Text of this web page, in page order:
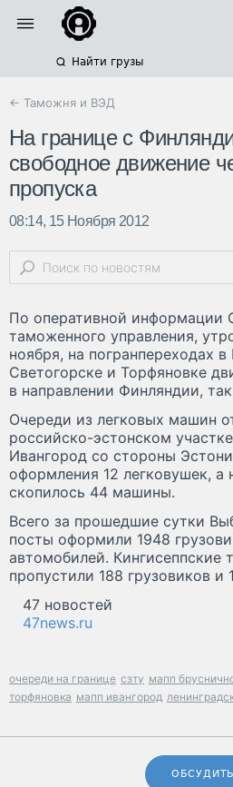
Найти грузы
← Таможня и ВЭД
На границе с
свободное движение
пропуска
08:14, 15 Ноября 2012
По оперативной информации
таможенного управления,
ноября, на погранпереходах
Светогорске и Торфяновке
в направлении Финляндии,
Очереди из легковых машин
российско-эстонском
Ивангород со стороны
оформления 12 легковушек, а
скопилось 44 машины.
Всего за прошедшие сутки
посты оформили 1948
автомобилей. Кингисеппские
пропустили 188 грузовиков и
47 новостей
47news.ru
очереди на границе сзту мапп
торфяновка мапп ивангород
ОБСУДИТЬ